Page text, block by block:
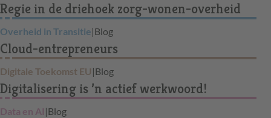
Regie in de driehoek zorg-wonen-overheid
Overheid in Transitie|Blog
Cloud-entrepreneurs
Digitale Toekomst EU |Blog
Digitalisering is ’n actief werkwoord!
Data en AI |Blog